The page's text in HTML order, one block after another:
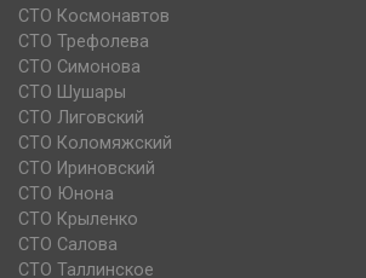
СТО Космонавтов
СТО Трефолева
СТО Симонова
СТО Шушары
СТО Лиговский
СТО Коломяжский
СТО Ириновский
СТО Юнона
СТО Крыленко
СТО Салова
СТО Таллинское